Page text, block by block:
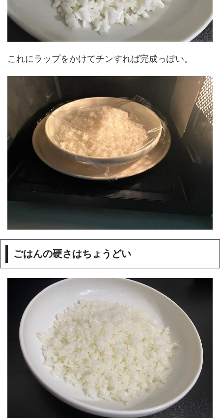
これにラップをかけてチンすれば完成っぽい。
ごはんの硬さはちょうどい